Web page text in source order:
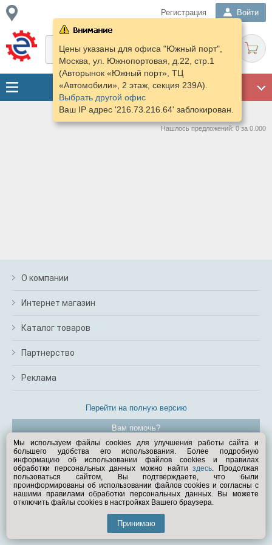
Регистрация Войти
Цены указаны для офиса "Южный порт",
Москва, ул. Южнопортовая, д.22, стр.1
(Авторынок «Южный порт», ТЦ
«Автомобили», 2 этаж, секция 239А).
Выбрать другой офис
Ваш IP адрес '216.73.216.64' заблокирован.
Нашлось предложений: 0 за 0.000
О компании
Интернет магазин
Каталог товаров
Партнерство
Реклама
Перейти на полную версию
Вам помочь?
© Exist.ru 1998—2026
Мы используем файлы cookies для улучшения работы сайта и
большего удобства его использования. Более подробную
информацию об использовании файлов cookies и правилах
обработки персональных данных можно найтиздесь. Продолжая
пользоваться сайтом, Вы подтверждаете, что были
проинформированы об использовании файлов cookies и согласны с
нашими правилами обработки персональных данных. Вы можете
отключить файлы cookies в настройках Вашего браузера.
Принимаю